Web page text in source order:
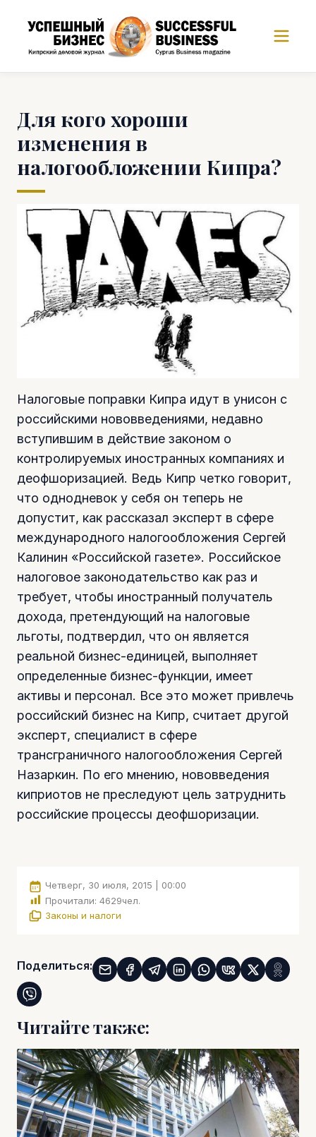
Для кого хороши
изменения в
налогообложении Кипра?
Налоговые поправки Кипра идут в унисон с
российскими нововведениями, недавно
вступившим в действие законом о
контролируемых иностранных компаниях и
деофшоризацией. Ведь Кипр четко говорит,
что однодневок у себя он теперь не
допустит, как рассказал эксперт в сфере
международного налогообложения Сергей
Калинин «Российской газете». Российское
налоговое законодательство как раз и
требует, чтобы иностранный получатель
дохода, претендующий на налоговые
льготы, подтвердил, что он является
реальной бизнес-единицей, выполняет
определенные бизнес-функции, имеет
активы и персонал. Все это может привлечь
российский бизнес на Кипр, считает другой
эксперт, специалист в сфере
трансграничного налогообложения Сергей
Назаркин. По его мнению, нововведения
киприотов не преследуют цель затруднить
российские процессы деофшоризации.
Четверг, 30 июля, 2015 | 00:00
Прочитали: 4629чел.
Законы и налоги
Поделиться:
Читайте также: